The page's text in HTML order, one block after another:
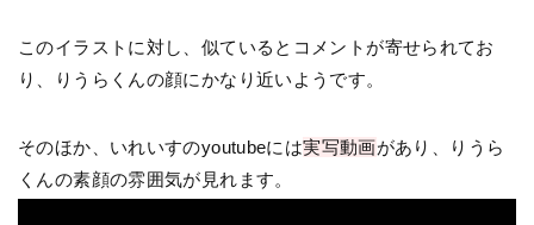
このイラストに対し、似ているとコメントが寄せられてお
り、りうらくんの顔にかなり近いようです。
そのほか、いれいすのyoutubeには実写動画があり、りうら
くんの素顔の雰囲気が見れます。